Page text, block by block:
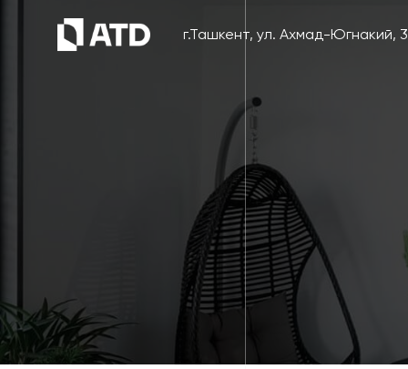
г.Ташкент, ул. Ахмад-Югнакий,